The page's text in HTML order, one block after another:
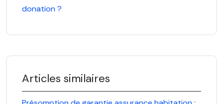
donation ?
Articles similaires